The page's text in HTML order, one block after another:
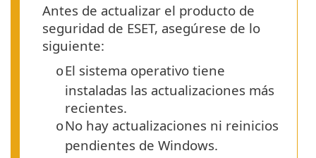
Antes de actualizar el producto de
seguridad de ESET, asegúrese de lo
siguiente:
oEl sistema operativo tiene
instaladas las actualizaciones más
recientes.
oNo hay actualizaciones ni reinicios
pendientes de Windows.